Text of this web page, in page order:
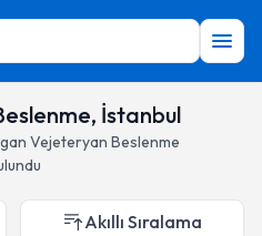
İstanbul
Vejeteryan Beslenme
Akıllı Sıralama